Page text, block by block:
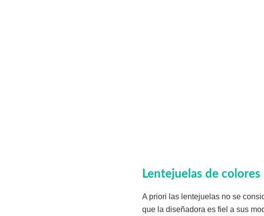
Lentejuelas de colores
A priori las lentejuelas no se
que la diseñadora es fiel a sus